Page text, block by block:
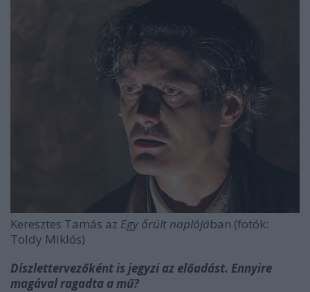
Keresztes Tamás az Egy őrült naplójában (fotók:
Toldy Miklós)
Díszlettervezőként is jegyzi az előadást. Ennyire
magával ragadta a mű?